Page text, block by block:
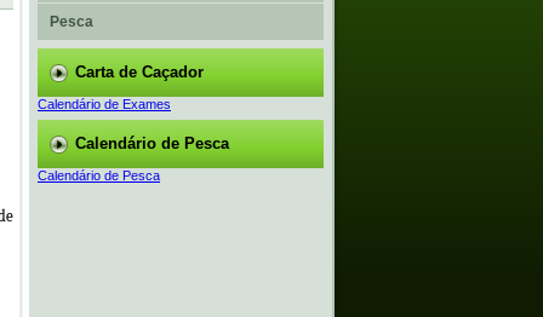
Pesca
Carta de Caçador
Calendário de Exames
Calendário de Pesca
Calendário de Pesca